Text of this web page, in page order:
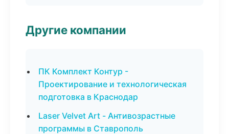
Другие компании
ПК Комплект Контур -
Проектирование и технологическая
подготовка в Краснодар
Laser Velvet Art - Антивозрастные
программы в Ставрополь